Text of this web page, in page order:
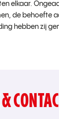
elkaar.
de behoefte
hebben zij